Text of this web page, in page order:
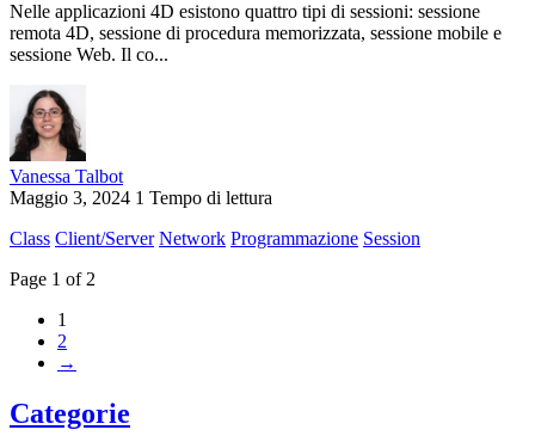
Nelle applicazioni 4D esistono quattro tipi di sessioni: sessione
remota 4D, sessione di procedura memorizzata, sessione mobile e
sessione Web. Il co...
Vanessa Talbot
Maggio 3, 2024 1 Tempo di lettura
Class Client/Server Network Programmazione Session
Page 1 of 2
1
2
→
Categorie